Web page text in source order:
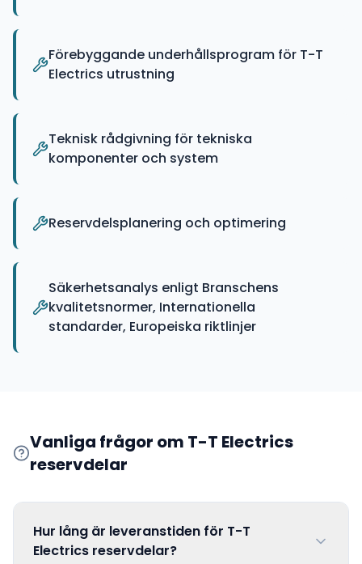
Förebyggande underhållsprogram för T-T
Electrics utrustning
Teknisk rådgivning för tekniska
komponenter och system
Reservdelsplanering och optimering
Säkerhetsanalys enligt Branschens
kvalitetsnormer, Internationella
standarder, Europeiska riktlinjer
Vanliga frågor om T-T Electrics
reservdelar
Hur lång är leveranstiden för T-T
Electrics reservdelar?